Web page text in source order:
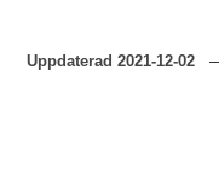
Uppdaterad2021-12-02